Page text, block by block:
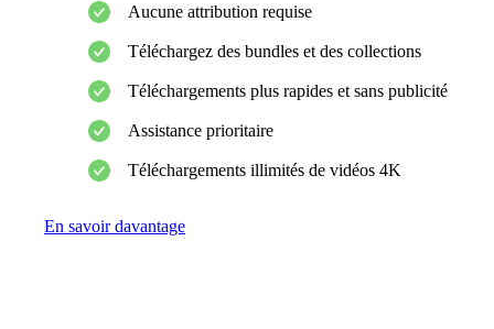
Aucune attribution requise
Téléchargez des bundles et des collections
Téléchargements plus rapides et sans publicité
Assistance prioritaire
Téléchargements illimités de vidéos 4K
En savoir davantage